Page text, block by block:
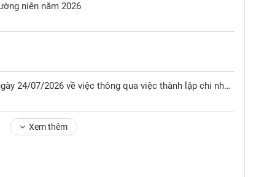
niên năm 2026
Nghị quyết HĐQT số 05/NQ-HĐQT ngày 24/07/2026 về việc thông qua việc thành lập chi nhánh Miền Bắc
Xem thêm